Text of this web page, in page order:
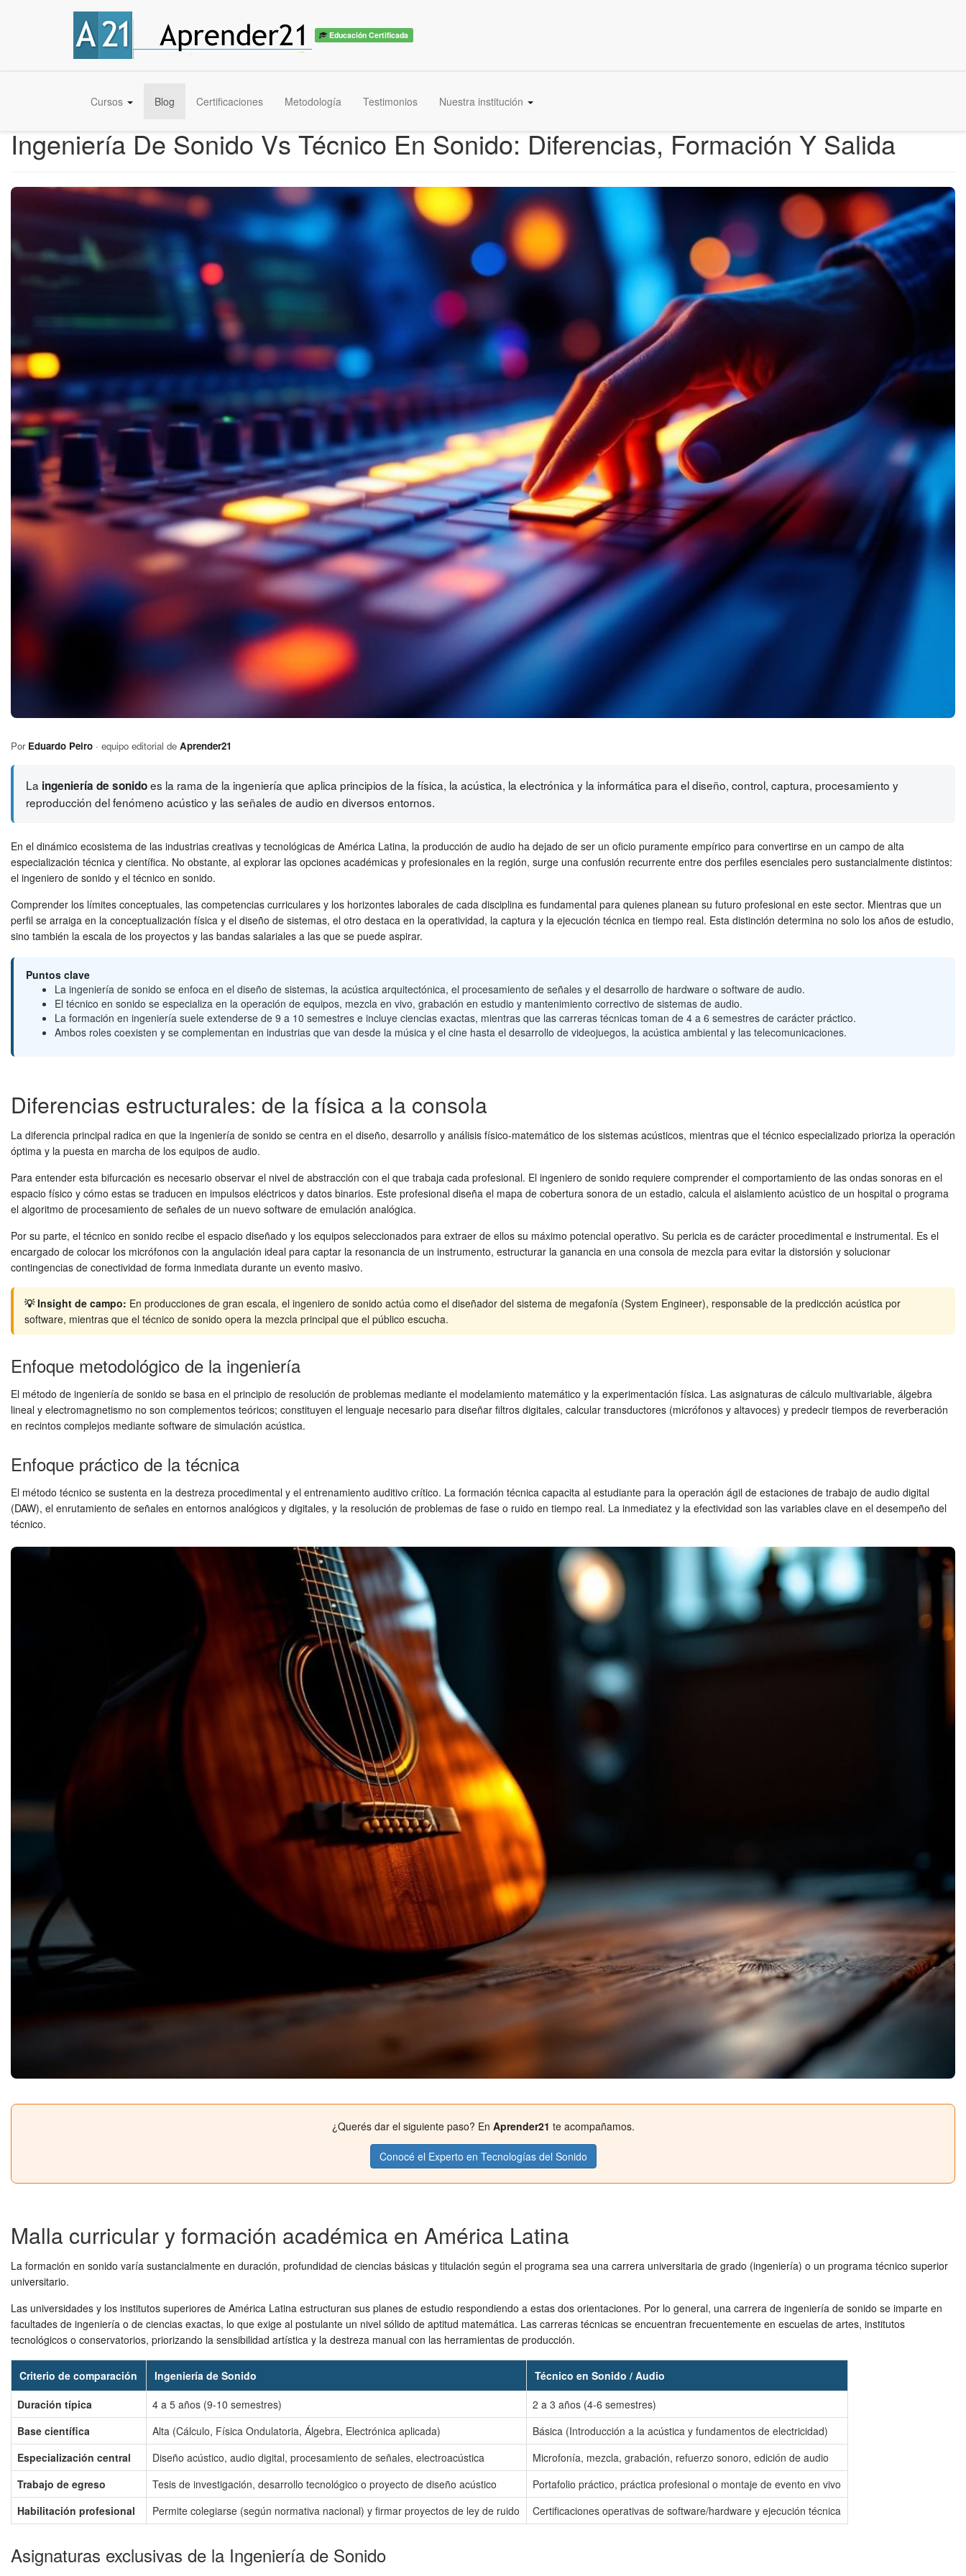
Educación Certificada
Cursos Blog Certificaciones Metodología Testimonios Nuestra institución
Ingeniería De Sonido Vs Técnico En Sonido: Diferencias, Formación Y Salida
Por Eduardo Peiro · equipo editorial de Aprender21
La ingeniería de sonidoes la rama de la ingeniería que aplica principios de la física, la acústica, la electrónica y la informática para el diseño, control, captura, procesamiento y
reproducción del fenómeno acústico y las señales de audio en diversos entornos.
En el dinámico ecosistema de las industrias creativas y tecnológicas de América Latina, la producción de audio ha dejado de ser un oficio puramente empírico para convertirse en un campo de alta
especialización técnica y científica. No obstante, al explorar las opciones académicas y profesionales en la región, surge una confusión recurrente entre dos perfiles esenciales pero sustancialmente distintos:
el ingeniero de sonido y el técnico en sonido.
Comprender los límites conceptuales, las competencias curriculares y los horizontes laborales de cada disciplina es fundamental para quienes planean su futuro profesional en este sector. Mientras que un
perfil se arraiga en la conceptualización física y el diseño de sistemas, el otro destaca en la operatividad, la captura y la ejecución técnica en tiempo real. Esta distinción determina no solo los años de estudio,
sino también la escala de los proyectos y las bandas salariales a las que se puede aspirar.
Puntos clave
La ingeniería de sonido se enfoca en el diseño de sistemas, la acústica arquitectónica, el procesamiento de señales y el desarrollo de hardware o software de audio.
El técnico en sonido se especializa en la operación de equipos, mezcla en vivo, grabación en estudio y mantenimiento correctivo de sistemas de audio.
La formación en ingeniería suele extenderse de 9 a 10 semestres e incluye ciencias exactas, mientras que las carreras técnicas toman de 4 a 6 semestres de carácter práctico.
Ambos roles coexisten y se complementan en industrias que van desde la música y el cine hasta el desarrollo de videojuegos, la acústica ambiental y las telecomunicaciones.
Diferencias estructurales: de la física a la consola
La diferencia principal radica en que la ingeniería de sonido se centra en el diseño, desarrollo y análisis físico-matemático de los sistemas acústicos, mientras que el técnico especializado prioriza la operación
óptima y la puesta en marcha de los equipos de audio.
Para entender esta bifurcación es necesario observar el nivel de abstracción con el que trabaja cada profesional. El ingeniero de sonido requiere comprender el comportamiento de las ondas sonoras en el
espacio físico y cómo estas se traducen en impulsos eléctricos y datos binarios. Este profesional diseña el mapa de cobertura sonora de un estadio, calcula el aislamiento acústico de un hospital o programa
el algoritmo de procesamiento de señales de un nuevo software de emulación analógica.
Por su parte, el técnico en sonido recibe el espacio diseñado y los equipos seleccionados para extraer de ellos su máximo potencial operativo. Su pericia es de carácter procedimental e instrumental. Es el
encargado de colocar los micrófonos con la angulación ideal para captar la resonancia de un instrumento, estructurar la ganancia en una consola de mezcla para evitar la distorsión y solucionar
contingencias de conectividad de forma inmediata durante un evento masivo.
💡 Insight de campo: En producciones de gran escala, el ingeniero de sonido actúa como el diseñador del sistema de megafonía (System Engineer), responsable de la predicción acústica por
software, mientras que el técnico de sonido opera la mezcla principal que el público escucha.
Enfoque metodológico de la ingeniería
El método de ingeniería de sonido se basa en el principio de resolución de problemas mediante el modelamiento matemático y la experimentación física. Las asignaturas de cálculo multivariable, álgebra
lineal y electromagnetismo no son complementos teóricos; constituyen el lenguaje necesario para diseñar filtros digitales, calcular transductores (micrófonos y altavoces) y predecir tiempos de reverberación
en recintos complejos mediante software de simulación acústica.
Enfoque práctico de la técnica
El método técnico se sustenta en la destreza procedimental y el entrenamiento auditivo crítico. La formación técnica capacita al estudiante para la operación ágil de estaciones de trabajo de audio digital
(DAW), el enrutamiento de señales en entornos analógicos y digitales, y la resolución de problemas de fase o ruido en tiempo real. La inmediatez y la efectividad son las variables clave en el desempeño del
técnico.
¿Querés dar el siguiente paso? En Aprender21 te acompañamos.
Conocé el Experto en Tecnologías del Sonido
Malla curricular y formación académica en América Latina
La formación en sonido varía sustancialmente en duración, profundidad de ciencias básicas y titulación según el programa sea una carrera universitaria de grado (ingeniería) o un programa técnico superior
universitario.
Las universidades y los institutos superiores de América Latina estructuran sus planes de estudio respondiendo a estas dos orientaciones. Por lo general, una carrera de ingeniería de sonido se imparte en
facultades de ingeniería o de ciencias exactas, lo que exige al postulante un nivel sólido de aptitud matemática. Las carreras técnicas se encuentran frecuentemente en escuelas de artes, institutos
tecnológicos o conservatorios, priorizando la sensibilidad artística y la destreza manual con las herramientas de producción.
Criterio de comparación Ingeniería de Sonido
Técnico en Sonido / Audio
Duración típica
4 a 5 años (9-10 semestres)
2 a 3 años (4-6 semestres)
Base científica
Alta (Cálculo, Física Ondulatoria, Álgebra, Electrónica aplicada)
Básica (Introducción a la acústica y fundamentos de electricidad)
Especialización central
Diseño acústico, audio digital, procesamiento de señales, electroacústica
Microfonía, mezcla, grabación, refuerzo sonoro, edición de audio
Trabajo de egreso
Tesis de investigación, desarrollo tecnológico o proyecto de diseño acústico
Portafolio práctico, práctica profesional o montaje de evento en vivo
Habilitación profesional
Permite colegiarse (según normativa nacional) y firmar proyectos de ley de ruido Certificaciones operativas de software/hardware y ejecución técnica
Asignaturas exclusivas de la Ingeniería de Sonido